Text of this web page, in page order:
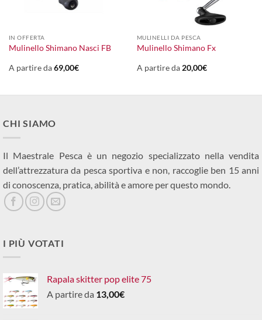
IN OFFERTA
Mulinello Shimano Nasci FB
A partire da69,00€
MULINELLI DA PESCA
Mulinello Shimano Fx
A partire da20,00€
CHI SIAMO
Il Maestrale Pesca è un negozio specializzato nella vendita
dell’attrezzatura da pesca sportiva e non, raccoglie ben 15 anni
di conoscenza, pratica, abilità e amore per questo mondo.
I PIÙ VOTATI
Rapala skitter pop elite 75
A partire da 13,00€